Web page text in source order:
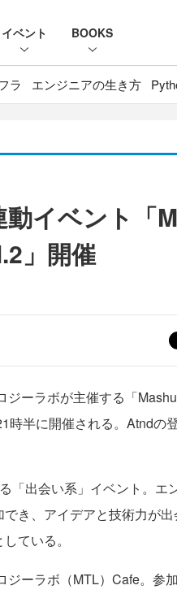
イベント BOOKS
ラ エンジニアの生き方
イベント「
」開催
ーラボが主催する「
時半に開催される。Atndの
「出会い系」イベント。エ
き、アイデアと技術力が
ている。
ーラボ（MTL）Cafe。参